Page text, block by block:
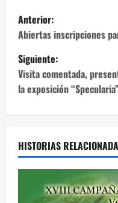
N
a
v
e
g
a
c
Anterior:
Abiertas inscripciones
Siguiente:
Visita comentada,
la exposición “Specularia”
HISTORIAS